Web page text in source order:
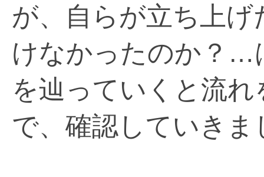
が、自らが立ち上
けなかったのか？…
を辿っていくと流
で、確認していきま